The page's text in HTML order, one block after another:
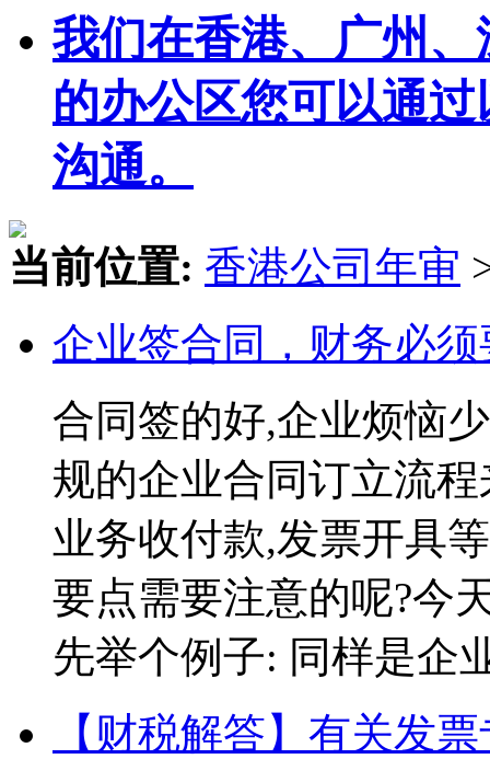
我们在香港、广州
的办公区您可以通
沟通。
当前位置: 香港公司年审
企业签合同，财务必
合同签的好,企业烦恼
规的企业合同订立流
业务收付款,发票开具
要点需要注意的呢?今
先举个例子: 同样是企
【财税解答】有关发